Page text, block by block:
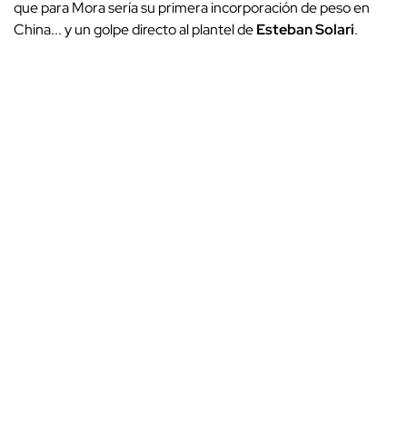
que para Mora sería su primera incorporación de peso en
China... y un golpe directo al plantel deEsteban Solari.